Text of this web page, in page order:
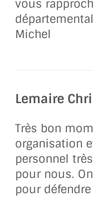
vous
Michel
Lemaire
Très bon
organisation
personnel
pour nous.
pour